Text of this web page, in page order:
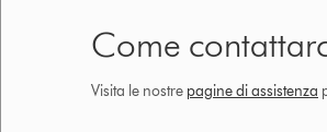
Come
Visita le nostre pagine di assistenza